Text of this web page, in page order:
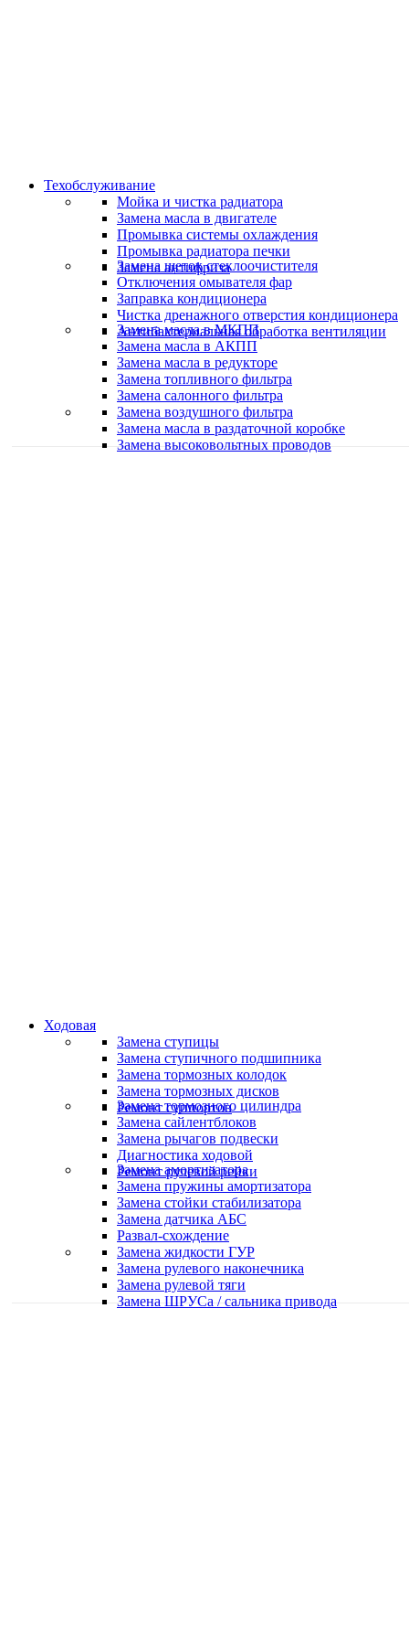
Техобслуживание
Мойка и чистка радиатора
Замена масла в двигателе
Промывка системы охлаждения
Промывка радиатора печки
Замена антифриза
Замена щеток стеклоочистителя
Отключения омывателя фар
Заправка кондиционера
Чистка дренажного отверстия кондиционера
Антибактериальная обработка вентиляции
Замена масла в МКПП
Замена масла в АКПП
Замена масла в редукторе
Замена топливного фильтра
Замена салонного фильтра
Замена воздушного фильтра
Замена масла в раздаточной коробке
Замена высоковольтных проводов
Ходовая
Замена ступицы
Замена ступичного подшипника
Замена тормозных колодок
Замена тормозных дисков
Ремонт суппортов
Замена тормозного цилиндра
Замена сайлентблоков
Замена рычагов подвески
Диагностика ходовой
Ремонт рулевой рейки
Замена амортизатора
Замена пружины амортизатора
Замена стойки стабилизатора
Замена датчика АБС
Развал-схождение
Замена жидкости ГУР
Замена рулевого наконечника
Замена рулевой тяги
Замена ШРУСа / сальника привода